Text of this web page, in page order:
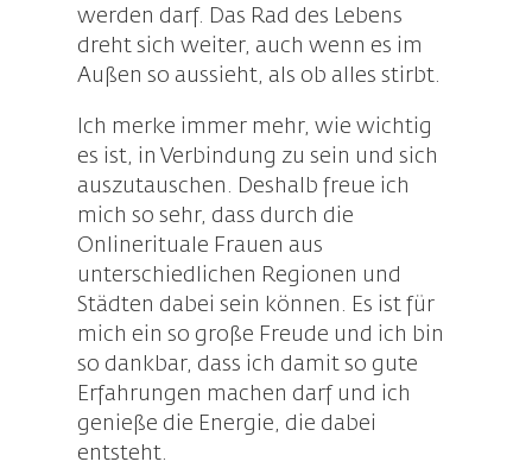
werden darf. Das Rad des Lebens
dreht sich weiter, auch wenn es im
Außen so aussieht, als ob alles stirbt.
Ich merke immer mehr, wie wichtig
es ist, in Verbindung zu sein und sich
auszutauschen. Deshalb freue ich
mich so sehr, dass durch die
Onlinerituale Frauen aus
unterschiedlichen Regionen und
Städten dabei sein können. Es ist für
mich ein so große Freude und ich bin
so dankbar, dass ich damit so gute
Erfahrungen machen darf und ich
genieße die Energie, die dabei
entsteht.